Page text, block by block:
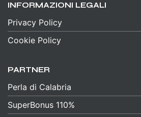
INFORMAZIONI LEGALI
Privacy Policy
Cookie Policy
PARTNER
Perla di Calabria
SuperBonus 110%